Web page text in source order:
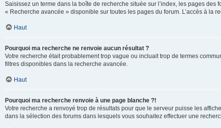
Saisissez un terme dans la boîte de recherche située sur l’index, les pages
« Recherche avancée » disponible sur toutes les pages du forum. L’accès à la
Haut
Pourquoi ma recherche ne renvoie aucun résultat ?
Votre recherche était probablement trop vague ou incluait trop de termes
filtres disponibles dans la recherche avancée.
Haut
Pourquoi ma recherche renvoie à une page blanche ?!
Votre recherche a renvoyé trop de résultats pour que le serveur puisse les
dans la sélection des forums dans lesquels vous souhaitez effectuer une